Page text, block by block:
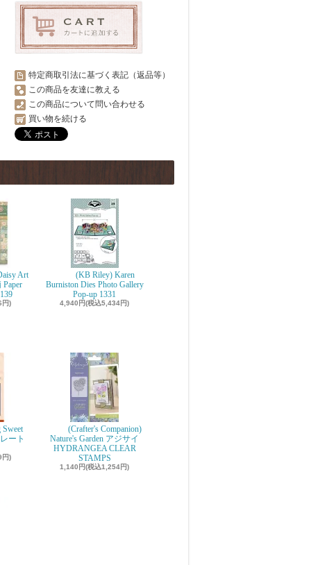
特定商取引法に基づく表記（返品等）
この商品を友達に教える
この商品について問い合わせる
買い物を続ける
Art
Paper
円)
(KB Riley) Karen
Burniston Dies Photo Gallery
Pop-up 1331
4,940円(税込5,434円)
Sweet
ート
円)
(Crafter's Companion)
Nature's Garden アジサイ
HYDRANGEA CLEAR
STAMPS
1,140円(税込1,254円)